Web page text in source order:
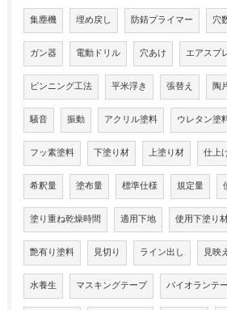
集塵機 埋め戻し 防錆プライマー 穴
ガン器 電動ドリル 穴あけ エアスプ
ピンニング工法 平米浮き 張替え 陶
騒音 振動 アクリル塗料 ウレタン塗
フッ素塗料 下塗り材 上塗り材 仕上
希釈量 塗布量 標準仕様 規定量
塗り重ね乾燥時間 適用下地 使用下塗り
艶有り塗料 見切り ライン出し 見映
水養生 マスキングテープ パイオランテ